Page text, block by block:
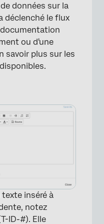
données sur la
déclenché le flux
ou d'une
savoir plus sur les
inséré à
notez
ID-#). Elle